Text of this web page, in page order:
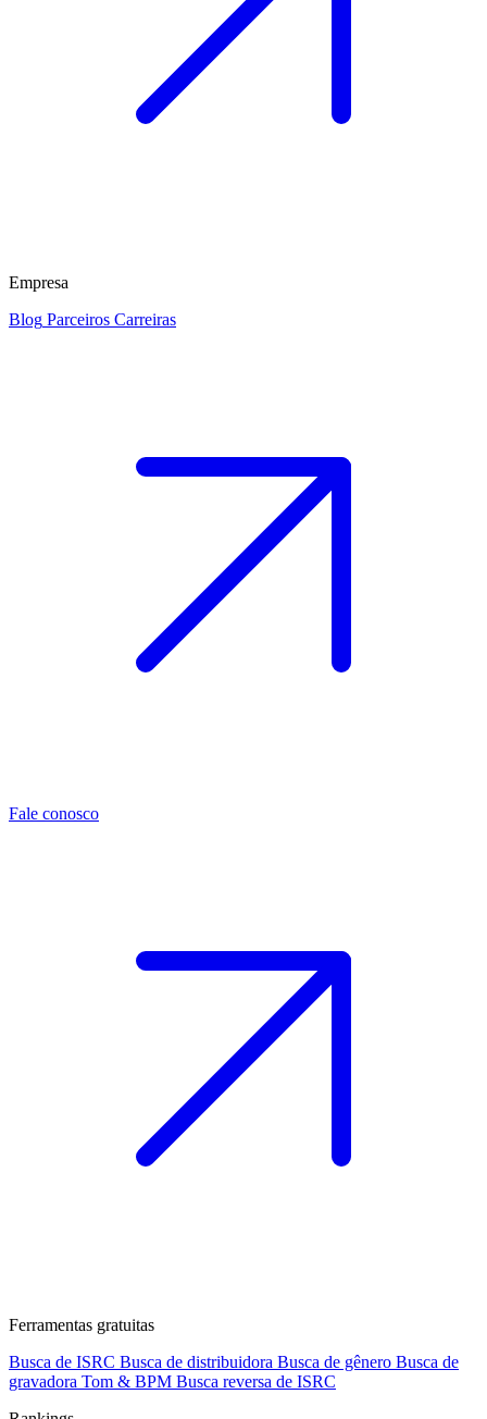
Empresa
Blog Parceiros Carreiras
Fale conosco
Ferramentas gratuitas
Busca de ISRC Busca de distribuidora Busca de gênero Busca de
gravadora Tom & BPM Busca reversa de ISRC